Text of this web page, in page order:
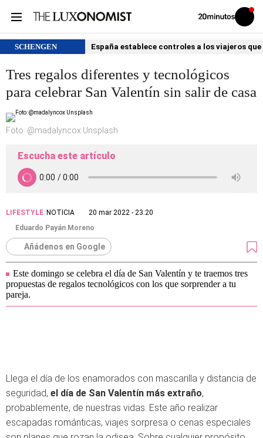
Volver
Iniciar
sesión
SCHENGEN España establece controles a los viajeros
Tres regalos diferentes y tecnológicos
para celebrar San Valentín sin salir de casa
Foto: @madalyncox Unsplash
Escucha este artículo
LIFESTYLE NOTICIA
20 mar 2022 - 23:20
Eduardo Payán Moreno
Añádenos en Google
Este domingo se celebra el día de San Valentín y te traemos tres
propuestas de regalos tecnológicos con los que sorprender a tu
pareja.
Llega el día de los enamorados con mascarilla y distancia de
seguridad, el día de San Valentín más extraño,
probablemente, de nuestras vidas. Este año realizar
escapadas románticas, viajes sorpresa o cenas especiales